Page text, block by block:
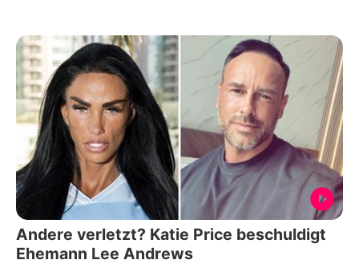
Andere verletzt? Katie Price beschuldigt
Ehemann Lee Andrews